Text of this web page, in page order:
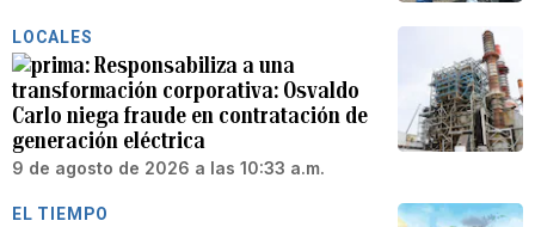
LOCALES
Responsabiliza a una
transformación corporativa: Osvaldo
Carlo niega fraude en contratación de
generación eléctrica
9 de agosto de 2026 a las 10:33 a.m.
EL TIEMPO